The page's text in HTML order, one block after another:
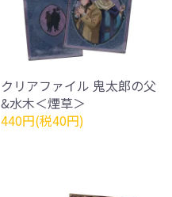
クリアファイル 鬼太郎の父
&水木＜煙草＞
440円(税40円)